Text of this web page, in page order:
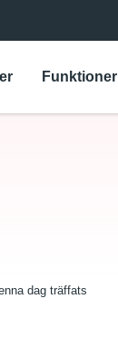
Funktioner
dag träffats